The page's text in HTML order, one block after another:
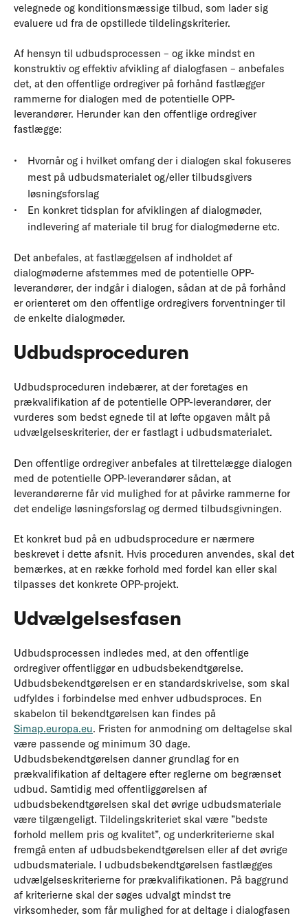
velegnede og konditionsmæssige tilbud, som lader sig
evaluere ud fra de opstillede tildelingskriterier.
Af hensyn til udbudsprocessen – og ikke mindst en
konstruktiv og effektiv afvikling af dialogfasen – anbefales
det, at den offentlige ordregiver på forhånd fastlægger
rammerne for dialogen med de potentielle OPP-
leverandører. Herunder kan den offentlige ordregiver
fastlægge:
Hvornår og i hvilket omfang der i dialogen skal fokuseres
mest på udbudsmaterialet og/eller tilbudsgivers
løsningsforslag
En konkret tidsplan for afviklingen af dialogmøder,
indlevering af materiale til brug for dialogmøderne etc.
Det anbefales, at fastlæggelsen af indholdet af
dialogmøderne afstemmes med de potentielle OPP-
leverandører, der indgår i dialogen, sådan at de på forhånd
er orienteret om den offentlige ordregivers forventninger til
de enkelte dialogmøder.
Udbudsproceduren
Udbudsproceduren indebærer, at der foretages en
prækvalifikation af de potentielle OPP-leverandører, der
vurderes som bedst egnede til at løfte opgaven målt på
udvælgelseskriterier, der er fastlagt i udbudsmaterialet.
Den offentlige ordregiver anbefales at tilrettelægge dialogen
med de potentielle OPP-leverandører sådan, at
leverandørerne får vid mulighed for at påvirke rammerne for
det endelige løsningsforslag og dermed tilbudsgivningen.
Et konkret bud på en udbudsprocedure er nærmere
beskrevet i dette afsnit. Hvis proceduren anvendes, skal det
bemærkes, at en række forhold med fordel kan eller skal
tilpasses det konkrete OPP-projekt.
Udvælgelsesfasen
Udbudsprocessen indledes med, at den offentlige
ordregiver offentliggør en udbudsbekendtgørelse.
Udbudsbekendtgørelsen er en standardskrivelse, som skal
udfyldes i forbindelse med enhver udbudsproces. En
skabelon til bekendtgørelsen kan findes på
Simap.europa.eu. Fristen for anmodning om deltagelse skal
være passende og minimum 30 dage.
Udbudsbekendtgørelsen danner grundlag for en
prækvalifikation af deltagere efter reglerne om begrænset
udbud. Samtidig med offentliggørelsen af
udbudsbekendtgørelsen skal det øvrige udbudsmateriale
være tilgængeligt. Tildelingskriteriet skal være ”bedste
forhold mellem pris og kvalitet”, og underkriterierne skal
fremgå enten af udbudsbekendtgørelsen eller af det øvrige
udbudsmateriale. I udbudsbekendtgørelsen fastlægges
udvælgelseskriterierne for prækvalifikationen. På baggrund
af kriterierne skal der søges udvalgt mindst tre
virksomheder, som får mulighed for at deltage i dialogfasen